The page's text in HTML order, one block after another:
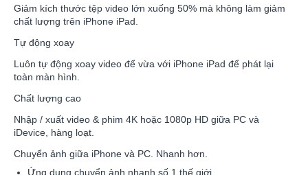
Giảm kích thước tệp video lớn xuống 50% mà không làm giảm
chất lượng trên iPhone iPad.
Tự động xoay
Luôn tự động xoay video để vừa với iPhone iPad để phát lại
toàn màn hình.
Chất lượng cao
Nhập / xuất video & phim 4K hoặc 1080p HD giữa PC và
iDevice, hàng loạt.
Chuyển ảnh giữa iPhone và PC. Nhanh hơn.
Ứng dụng chuyển ảnh nhanh số 1 thế giới.